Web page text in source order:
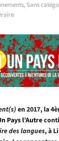
, Sans
en 2017, la
Pays l’Autre
des langues, à